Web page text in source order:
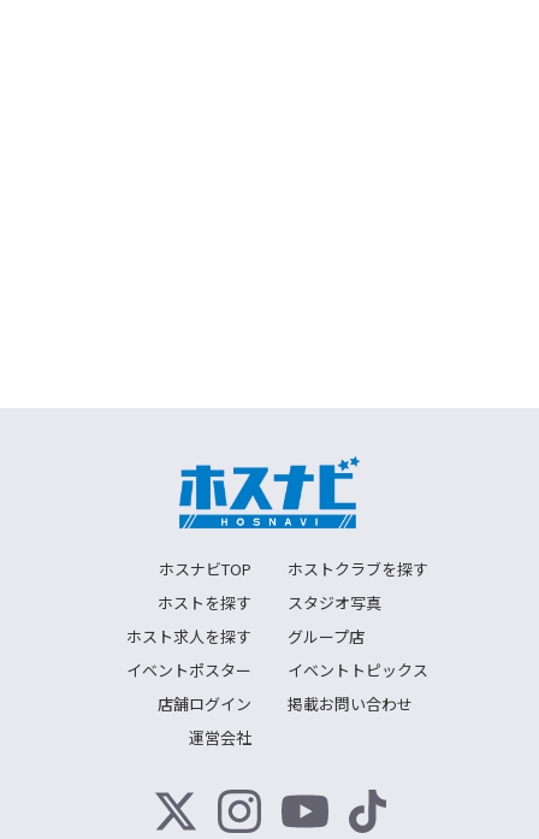
ホスナビTOP
ホストクラブを探す
ホストを探す
スタジオ写真
ホスト求人を探す
グループ店
イベントポスター
イベントトピックス
店舗ログイン
掲載お問い合わせ
運営会社